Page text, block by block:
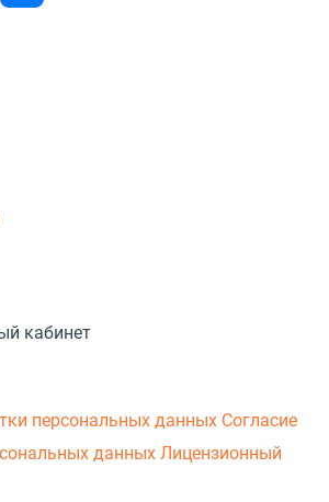
кабинет
персональных данных Согласие
данных Лицензионный